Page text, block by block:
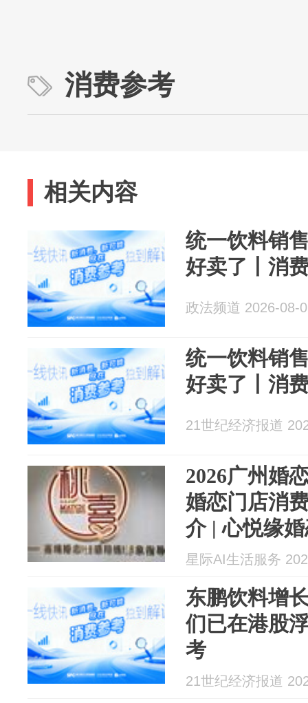
消费参考
相关内容
统一饮料销
好卖了丨消
政法频道 2026-08-
统一饮料销
好卖了丨消
21世纪经济报道
2026广州婚
婚恋门店消
介 | 心悦缘
结构与完整
消费避坑指
星际AI生活服务
东鹏饮料增
们已在港股
考
21世纪经济报道